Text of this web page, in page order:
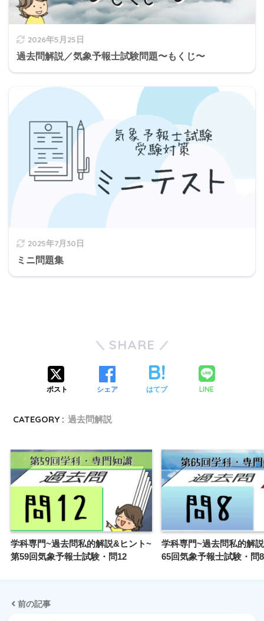
2026年5月25日
過去問解説／気象予報士試験問題〜もくじ〜
2025年7月30日
ミニ問題集
SHARE
ポスト シェア はてブ LINE
CATEGORY : 過去問解説
学科専門~過去問私的解説&ヒント~
第59回気象予報士試験・問12
学科専門~過去問私的解
65回気象予報士試験・問8
前の記事